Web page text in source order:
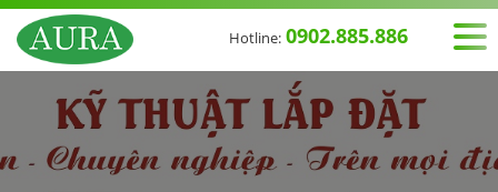
Hotline: 0902.885.886